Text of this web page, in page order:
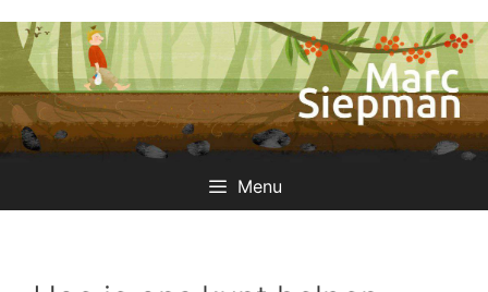
naar
inhoud
Menu